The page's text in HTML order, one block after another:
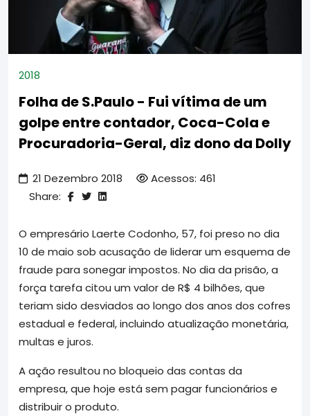
2018
Folha de S.Paulo - Fui vítima de um
golpe entre contador, Coca-Cola e
Procuradoria-Geral, diz dono da Dolly
21 Dezembro 2018
Acessos: 461
Share:
O empresário Laerte Codonho, 57, foi preso no dia
10 de maio sob acusação de liderar um esquema de
fraude para sonegar impostos. No dia da prisão, a
força tarefa citou um valor de R$ 4 bilhões, que
teriam sido desviados ao longo dos anos dos cofres
estadual e federal, incluindo atualização monetária,
multas e juros.
A ação resultou no bloqueio das contas da
empresa, que hoje está sem pagar funcionários e
distribuir o produto.